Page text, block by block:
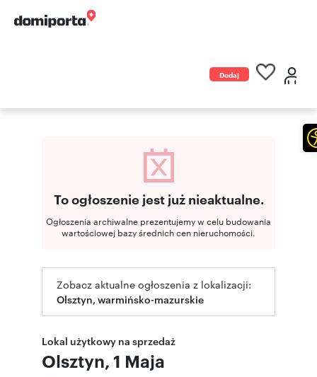
Dodaj
To ogłoszenie jest już nieaktualne.
Ogłoszenia archiwalne prezentujemy w celu budowania
wartościowej bazy średnich cen nieruchomości.
Zobacz aktualne ogłoszenia z lokalizacji:
Olsztyn, warmińsko-mazurskie
Lokal użytkowy na sprzedaż
Olsztyn, 1 Maja